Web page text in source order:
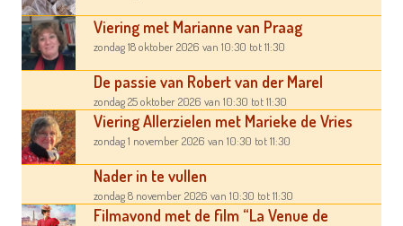
Viering met Marianne van Praag
zondag 18 oktober 2026 van 10:30 tot 11:30
De passie van Robert van der Marel
zondag 25 oktober 2026 van 10:30 tot 11:30
Viering Allerzielen met Marieke de Vries
zondag 1 november 2026 van 10:30 tot 11:30
Nader in te vullen
zondag 8 november 2026 van 10:30 tot 11:30
Filmavond met de film “La Venue de